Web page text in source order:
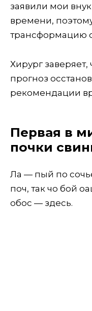
заявили мои
времени,
трансформацию
Хирург
прогноз
рекомендации
Первая в
почки
Ла — пый по
поч, так чо бой
обос — здесь.